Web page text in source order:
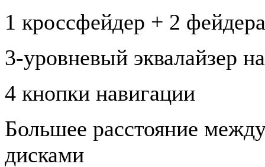
1 кроссфейдер + 2
3-уровневый эквалайзер
4 кнопки навигации
Большее расстояние
дисками